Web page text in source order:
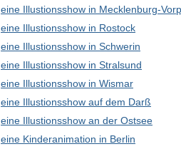
eine Illustionsshow in Mecklenburg-
eine Illustionsshow in Rostock
eine Illustionsshow in Schwerin
eine Illustionsshow in Stralsund
eine Illustionsshow in Wismar
eine Illustionsshow auf dem Darß
eine Illustionsshow an der Ostsee
eine Kinderanimation in Berlin